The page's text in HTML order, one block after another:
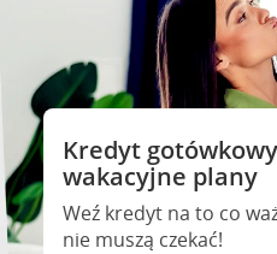
Kredyt
wakacyjne plany
Weź kredyt na to co
nie muszą czekać!